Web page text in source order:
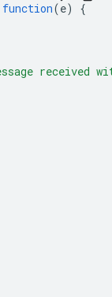
function(e)
{
received